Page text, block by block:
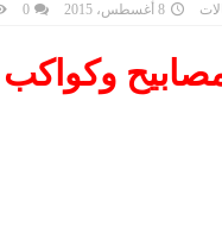
8 أغسطس، 2015 0